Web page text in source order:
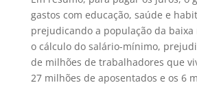
gastos com educação, saúde e
prejudicando a população da baixa
o cálculo do salário-mínimo,
de milhões de trabalhadores que
27 milhões de aposentados e os 6